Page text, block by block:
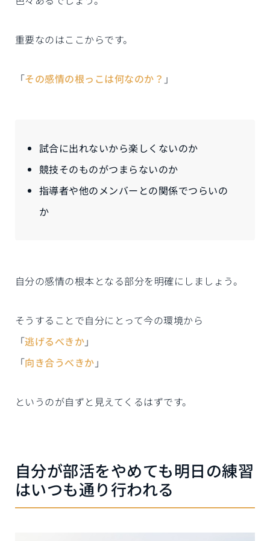
重要なのはここからです。
「その感情の根っこは何なのか？ 」
試合に出れないから楽しくないのか
競技そのものがつまらないのか
指導者や他のメンバーとの関係でつらいの
か
自分の感情の根本となる部分を明確にしましょう。
そうすることで自分にとって今の環境から
「逃げるべきか」
「向き合うべきか 」
というのが自ずと見えてくるはずです。
自分が部活をやめても明日の練習
はいつも通り行われる